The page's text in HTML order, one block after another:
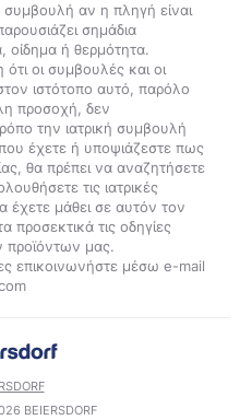
συμβουλή αν η πληγή είναι
σημάδια
οίδημα ή θερμότητα.
οι συμβουλές και οι
ιστότοπο αυτό, παρόλο
προσοχή, δεν
την ιατρική συμβουλή
έχετε ή υποψιάζεστε πως
θα πρέπει να αναζητήσετε
τις ιατρικές
έχετε μάθει σε αυτόν τον
προσεκτικά τις οδηγίες
προϊόντων μας.
επικοινωνήστε μέσω e-mail
BEIERSDORF